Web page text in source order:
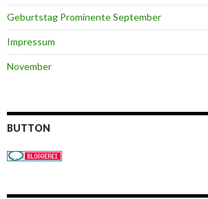
Geburtstag Prominente September
Impressum
November
BUTTON